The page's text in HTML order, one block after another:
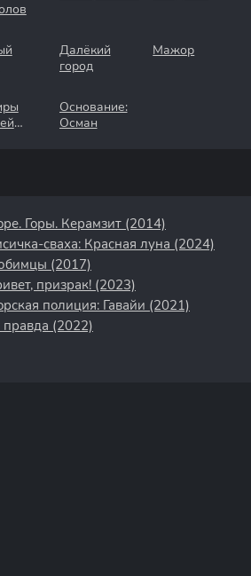
Далёкий
город
Мажор
Основание:
Осман
Горы. Керамзит (2014)
сваха: Красная луна (2024)
(2017)
призрак! (2023)
полиция: Гавайи (2021)
правда (2022)